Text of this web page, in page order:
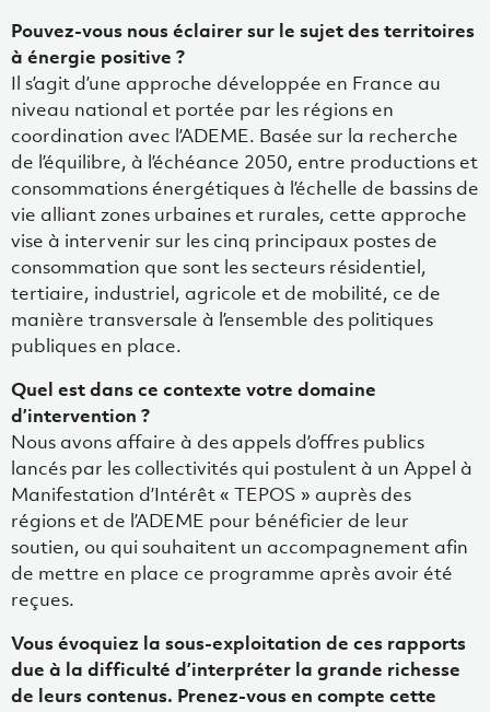
Pouvez-vous nous éclairer sur le sujet des territoires
à énergie positive ?
Il s’agit d’une approche développée en France au
niveau national et portée par les régions en
coordination avec l’ADEME. Basée sur la recherche
de l’équilibre, à l’échéance 2050, entre productions et
consommations énergétiques à l’échelle de bassins de
vie alliant zones urbaines et rurales, cette approche
vise à intervenir sur les cinq principaux postes de
consommation que sont les secteurs résidentiel,
tertiaire, industriel, agricole et de mobilité, ce de
manière transversale à l’ensemble des politiques
publiques en place.
Quel est dans ce contexte votre domaine
d’intervention ?
Nous avons affaire à des appels d’offres publics
lancés par les collectivités qui postulent à un Appel à
Manifestation d’Intérêt « TEPOS » auprès des
régions et de l’ADEME pour bénéficier de leur
soutien, ou qui souhaitent un accompagnement afin
de mettre en place ce programme après avoir été
reçues.
Vous évoquiez la sous-exploitation de ces rapports
due à la difficulté d’interpréter la grande richesse
de leurs contenus. Prenez-vous en compte cette